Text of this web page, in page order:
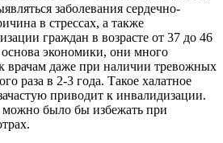
заболевания сердечно-
в стрессах, а также
граждан в возрасте от 37 до 46
экономики, они много
врачам даже при наличии тревожных
раза в 2-3 года. Такое халатное
приводит к инвалидизации.
было бы избежать при